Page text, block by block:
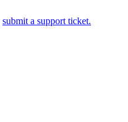
submit a support ticket.